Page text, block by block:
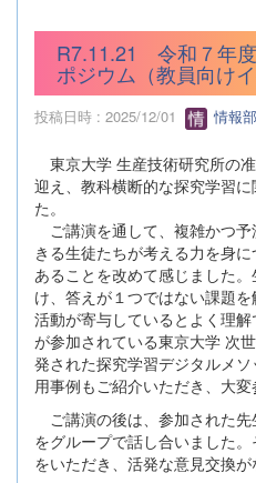
R7.11.21 令和７年
ポジウム（教員向け
投稿日時 : 2025/12/01 情報部
東京大学 生産技術研究所の
迎え、教科横断的な探究学習
た。
ご講演を通して、複雑かつ
きる生徒たちが考える力を身
あることを改めて感じました
け、答えが１つではない課題
活動が寄与しているとよく理
が参加されている東京大学 次
発された探究学習デジタルメ
用事例もご紹介いただき、大変
ご講演の後は、参加された
をグループで話し合いました
をいただき、活発な意見交換が